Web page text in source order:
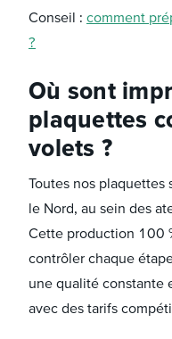
Conseil : comment
?
Où sont
plaquettes
volets ?
Toutes nos plaquettes
le Nord, au sein des
Cette production 100
contrôler chaque
une qualité constante
avec des tarifs